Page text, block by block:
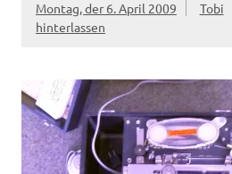
Montag, der 6. April 2009 Tobi
hinterlassen